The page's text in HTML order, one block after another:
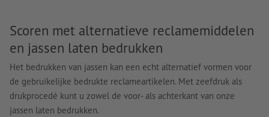
Scoren met alternatieve reclamemiddelen
en jassen laten bedrukken
Het bedrukken van jassen kan een echt alternatief vormen voor
de gebruikelijke bedrukte reclameartikelen. Met zeefdruk als
drukprocedé kunt u zowel de voor- als achterkant van onze
jassen laten bedrukken.